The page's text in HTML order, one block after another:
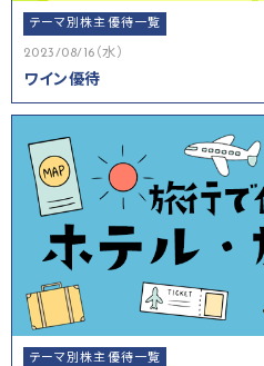
テーマ別株主優待一覧
2023/08/16（水）
ワイン優待
テーマ別株主優待一覧